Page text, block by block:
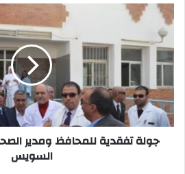
جولة
تفقدية
للمحافظ
ومدير
الصحة
لمستشفي
حميات
السويس
جولة تفقدية للمحافظ ومدير
السويس